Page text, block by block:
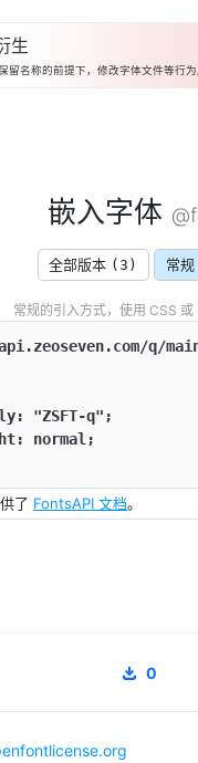
生
留名称的前提下，修改字体文件等行
嵌入字体
全部版本 (3) 常规
常规的引入方式，使用 CSS 或
q/
"ZSFT-q";
normal;
了 FontsAPI 文档。
0